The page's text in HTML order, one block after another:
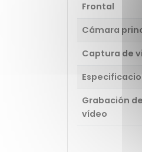
Frontal
Cámara
Captura de
Grabación de
vídeo